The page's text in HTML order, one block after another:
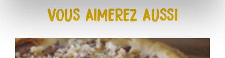
VOUS AIMEREZ AUSSI